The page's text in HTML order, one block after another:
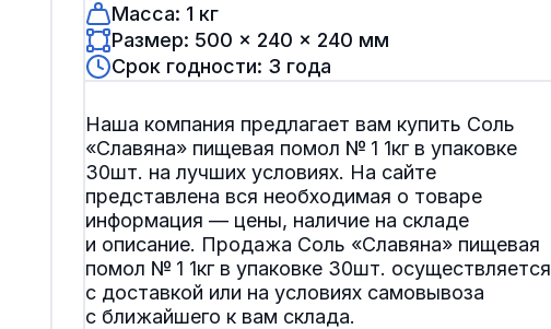
Масса: 1 кг
Размер: 500 × 240 × 240 мм
Срок годности: 3 года
Наша компания предлагает вам купить Соль
«Славяна» пищевая помол № 1 1кг в упаковке
30шт. на лучших условиях. На сайте
представлена вся необходимая о товаре
информация — цены, наличие на складе
и описание. Продажа Соль «Славяна» пищевая
помол № 1 1кг в упаковке 30шт. осуществляется
с доставкой или на условиях самовывоза
с ближайшего к вам склада.